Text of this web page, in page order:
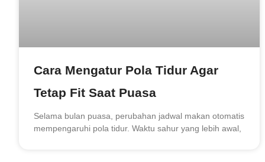
Cara Mengatur Pola Tidur Agar
Tetap Fit Saat Puasa
Selama bulan puasa, perubahan jadwal makan otomatis
mempengaruhi pola tidur. Waktu sahur yang lebih awal,